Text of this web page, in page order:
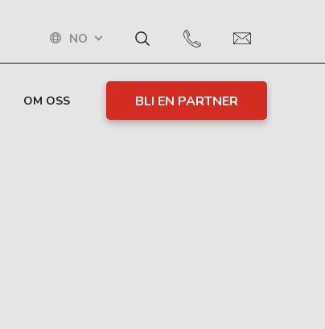
NO
OM OSS BLI EN PARTNER